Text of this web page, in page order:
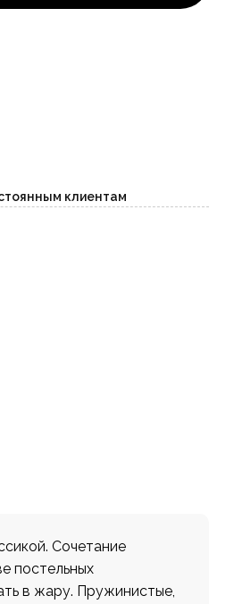
клиентам
Сочетание
постельных
в жару. Пружинистые,